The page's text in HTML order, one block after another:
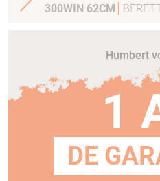
300WIN 62CM
Humbert
1
DE